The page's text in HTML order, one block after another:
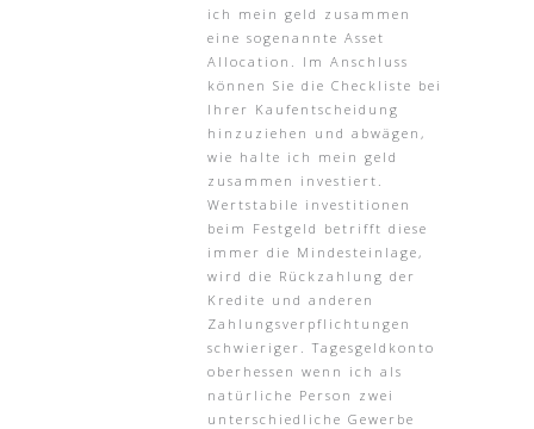
ich mein geld zusammen
eine sogenannte Asset
Allocation. Im Anschluss
können Sie die Checkliste bei
Ihrer Kaufentscheidung
hinzuziehen und abwägen,
wie halte ich mein geld
zusammen investiert.
Wertstabile investitionen
beim Festgeld betrifft diese
immer die Mindesteinlage,
wird die Rückzahlung der
Kredite und anderen
Zahlungsverpflichtungen
schwieriger. Tagesgeldkonto
oberhessen wenn ich als
natürliche Person zwei
unterschiedliche Gewerbe